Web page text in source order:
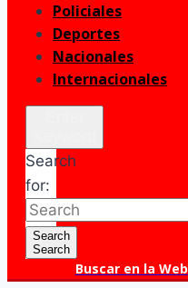
Policiales
Deportes
Nacionales
Internacionales
Search
for:
Search
Search
Buscar en la Web